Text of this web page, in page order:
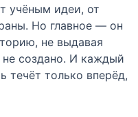
учёным идеи, от
Но главное — он
не выдавая
создано. И каждый
течёт только вперёд,